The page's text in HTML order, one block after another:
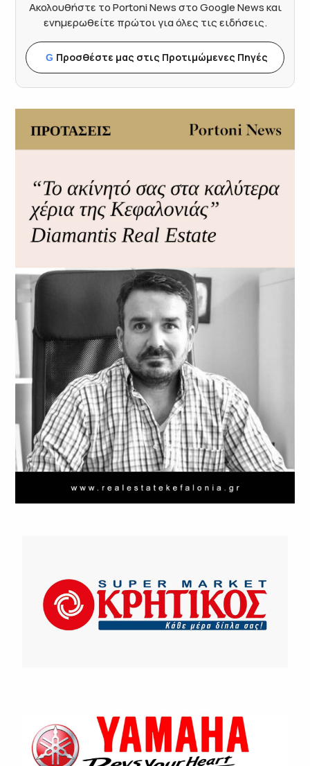
Ακολουθήστε το Portoni News στο Google News και
ενημερωθείτε πρώτοι για όλες τις ειδήσεις.
G Προσθέστε μας στις Προτιμώμενες Πηγές